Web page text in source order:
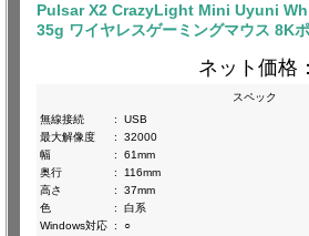
Pulsar X2 CrazyLight Mini Uyuni
35g ワイヤレスゲーミングマウス 8K
ネット価格：
スペック
無線接続
:
USB
最大解像度
:
32000
幅
:
61mm
奥行
:
116mm
高さ
:
37mm
色
:
白系
Windows対応 :
○